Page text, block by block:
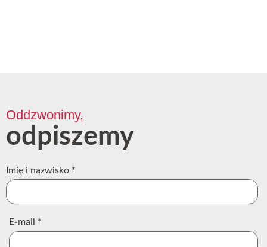
Oddzwonimy,
odpiszemy
Imię i nazwisko *
E-mail *